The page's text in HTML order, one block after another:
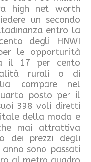
high net worth
un secondo
entro la
degli HNWI
le opportunità
il 17 per cento
rurali o di
compare nel
posto per il
398 voli diretti
della moda e
mai attrattiva
dei prezzi degli
sono passati